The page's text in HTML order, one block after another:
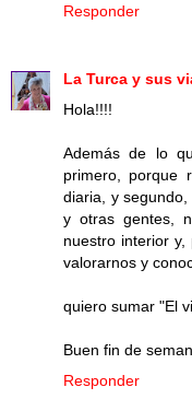
Responder
La Turca y sus
Hola!!!!
Además de lo
primero, porque
diaria, y
y otras gentes,
nuestro interior y,
valorarnos y
quiero sumar "El
Buen fin de
Responder